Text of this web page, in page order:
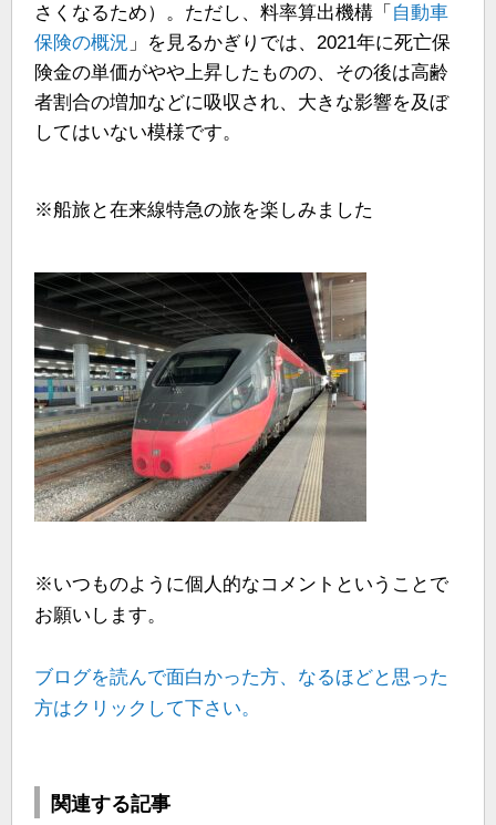
さくなるため）。ただし、料率算出機構「 自動車
保険の概況 」を見るかぎりでは、2021年に死亡保
険金の単価がやや上昇したものの、その後は高齢
者割合の増加などに吸収され、大きな影響を及ぼ
してはいない模様です。
※船旅と在来線特急の旅を楽しみました
※いつものように個人的なコメントということで
お願いします。
ブログを読んで面白かった方、なるほどと思った
方はクリックして下さい。
関連する記事